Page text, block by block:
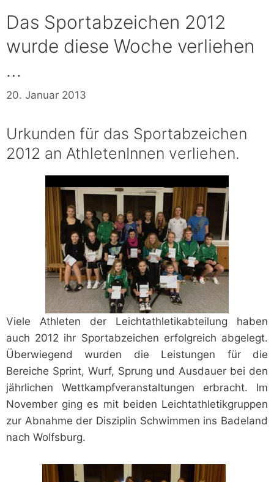
Das Sportabzeichen 2012
wurde diese Woche verliehen
…
20. Januar 2013
Urkunden für das Sportabzeichen
2012 an AthletenInnen verliehen.
Viele Athleten der Leichtathletikabteilung haben
auch 2012 ihr Sportabzeichen erfolgreich abgelegt.
Überwiegend wurden die Leistungen für die
Bereiche Sprint, Wurf, Sprung und Ausdauer bei den
jährlichen Wettkampfveranstaltungen erbracht. Im
November ging es mit beiden Leichtathletikgruppen
zur Abnahme der Disziplin Schwimmen ins Badeland
nach Wolfsburg.